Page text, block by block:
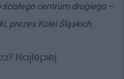
centrum drugiego –
prezes Kolei Śląskich.
Najlepiej